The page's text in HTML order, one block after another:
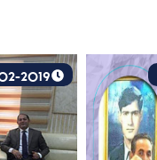
25-02-2019, 13:59